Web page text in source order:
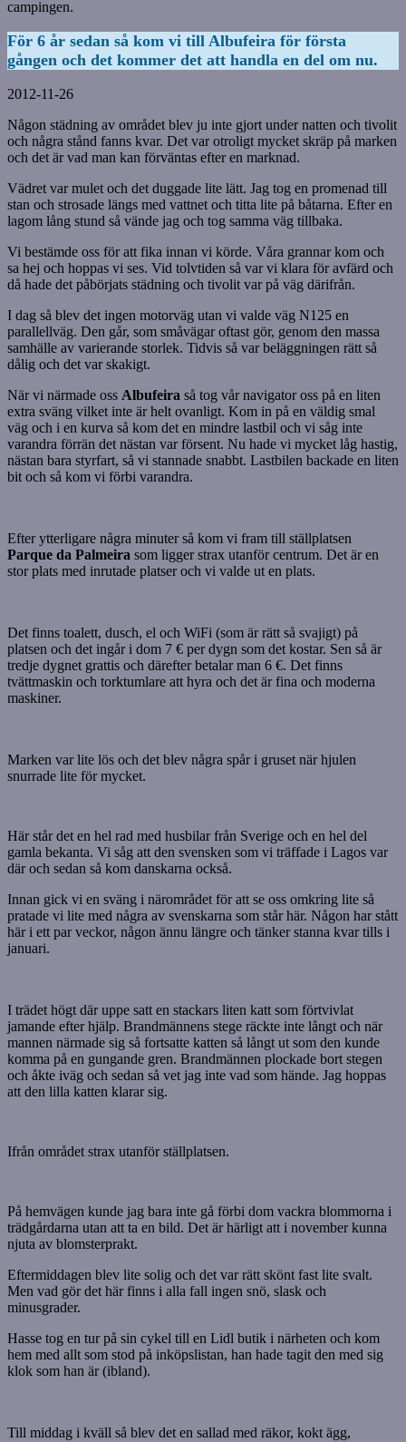
campingen.
För 6 år sedan så kom vi till Albufeira för första
gången och det kommer det att handla en del om nu.
2012-11-26
Någon städning av området blev ju inte gjort under natten och tivolit
och några stånd fanns kvar. Det var otroligt mycket skräp på marken
och det är vad man kan förväntas efter en marknad.
Vädret var mulet och det duggade lite lätt. Jag tog en promenad till
stan och strosade längs med vattnet och titta lite på båtarna. Efter en
lagom lång stund så vände jag och tog samma väg tillbaka.
Vi bestämde oss för att fika innan vi körde. Våra grannar kom och
sa hej och hoppas vi ses. Vid tolvtiden så var vi klara för avfärd och
då hade det påbörjats städning och tivolit var på väg därifrån.
I dag så blev det ingen motorväg utan vi valde väg N125 en
parallellväg. Den går, som småvägar oftast gör, genom den massa
samhälle av varierande storlek. Tidvis så var beläggningen rätt så
dålig och det var skakigt.
När vi närmade oss Albufeira så tog vår navigator oss på en liten
extra sväng vilket inte är helt ovanligt. Kom in på en väldig smal
väg och i en kurva så kom det en mindre lastbil och vi såg inte
varandra förrän det nästan var försent. Nu hade vi mycket låg hastig,
nästan bara styrfart, så vi stannade snabbt. Lastbilen backade en liten
bit och så kom vi förbi varandra.
Efter ytterligare några minuter så kom vi fram till ställplatsen
Parque da Palmeira som ligger strax utanför centrum. Det är en
stor plats med inrutade platser och vi valde ut en plats.
Det finns toalett, dusch, el och WiFi (som är rätt så svajigt) på
platsen och det ingår i dom 7 € per dygn som det kostar. Sen så är
tredje dygnet grattis och därefter betalar man 6 €. Det finns
tvättmaskin och torktumlare att hyra och det är fina och moderna
maskiner.
Marken var lite lös och det blev några spår i gruset när hjulen
snurrade lite för mycket.
Här står det en hel rad med husbilar från Sverige och en hel del
gamla bekanta. Vi såg att den svensken som vi träffade i Lagos var
där och sedan så kom danskarna också.
Innan gick vi en sväng i närområdet för att se oss omkring lite så
pratade vi lite med några av svenskarna som står här. Någon har stått
här i ett par veckor, någon ännu längre och tänker stanna kvar tills i
januari.
I trädet högt där uppe satt en stackars liten katt som förtvivlat
jamande efter hjälp. Brandmännens stege räckte inte långt och när
mannen närmade sig så fortsatte katten så långt ut som den kunde
komma på en gungande gren. Brandmännen plockade bort stegen
och åkte iväg och sedan så vet jag inte vad som hände. Jag hoppas
att den lilla katten klarar sig.
Ifrån området strax utanför ställplatsen.
På hemvägen kunde jag bara inte gå förbi dom vackra blommorna i
trädgårdarna utan att ta en bild. Det är härligt att i november kunna
njuta av blomsterprakt.
Eftermiddagen blev lite solig och det var rätt skönt fast lite svalt.
Men vad gör det här finns i alla fall ingen snö, slask och
minusgrader.
Hasse tog en tur på sin cykel till en Lidl butik i närheten och kom
hem med allt som stod på inköpslistan, han hade tagit den med sig
klok som han är (ibland).
Till middag i kväll så blev det en sallad med räkor, kokt ägg,